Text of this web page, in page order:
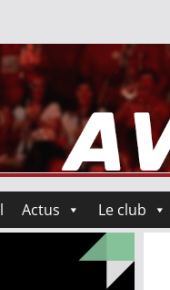
Actus Le club